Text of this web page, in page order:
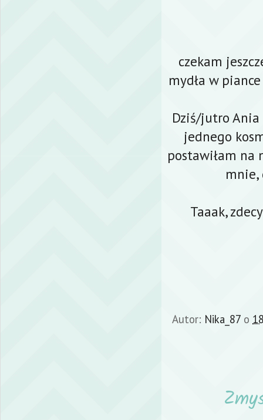
czekam
mydła w
Dziś/jutro Ania
jednego
postawiłam na
mnie,
Taaak,
Autor: Nika_87 o